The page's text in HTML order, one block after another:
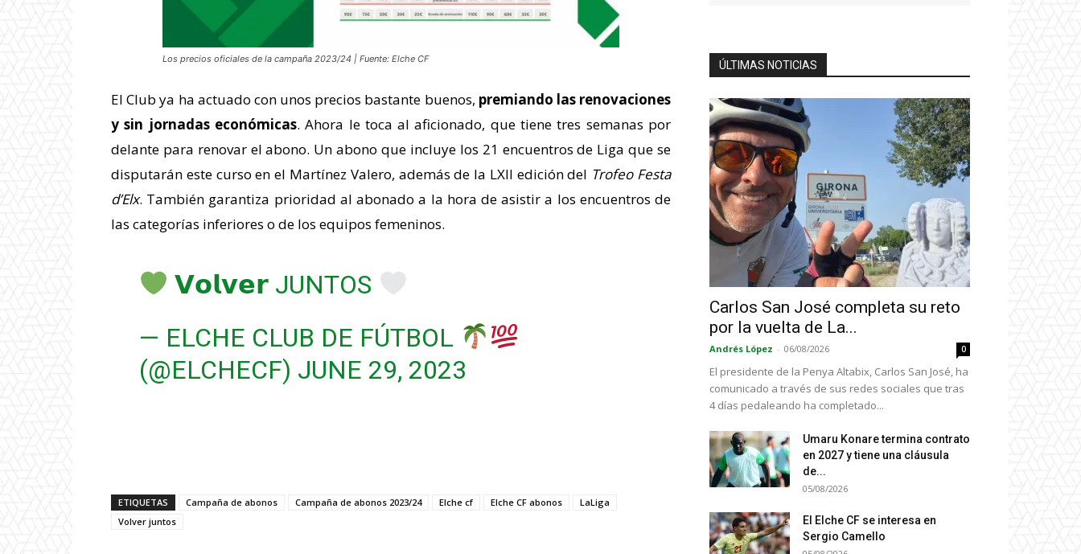
Los precios oficiales de la campaña 2023/24 | Fuente: Elche CF
El Club ya ha actuado con unos precios bastante buenos, premiando las renovaciones
y sin jornadas económicas. Ahora le toca al aficionado, que tiene tres semanas por
delante para renovar el abono. Un abono que incluye los 21 encuentros de Liga que se
disputarán este curso en el Martínez Valero, además de la LXII edición del Trofeo Festa
d’Elx. También garantiza prioridad al abonado a la hora de asistir a los encuentros de
las categorías inferiores o de los equipos femeninos.
𝗩𝗼𝗹𝘃𝗲𝗿 JUNTOS
— ELCHE CLUB DE FÚTBOL
(@ELCHECF) JUNE 29, 2023
ETIQUETAS Campaña de abonos Campaña de abonos 2023/24 Elche cf Elche CF abonos
LaLiga
Volver juntos
ÚLTIMAS NOTICIAS
Carlos San José completa su reto
por la vuelta de La...
Andrés López - 06/08/2026 0
El presidente de la Penya Altabix, Carlos San José, ha
comunicado a través de sus redes sociales que tras
4 días pedaleando ha completado...
Umaru Konare termina contrato
en 2027 y tiene una cláusula
de...
05/08/2026
El Elche CF se interesa en
Sergio Camello